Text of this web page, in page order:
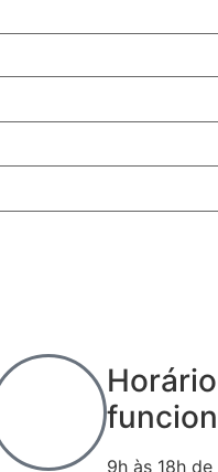
9h às 18h